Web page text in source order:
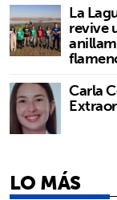
La
revive
Carla
LO MÁS